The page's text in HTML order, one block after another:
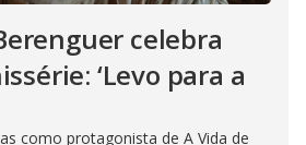
celebra
‘Levo para a
como protagonista de A Vida de